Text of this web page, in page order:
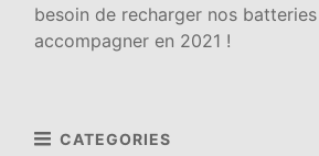
besoin de recharger nos
accompagner en 2021 !